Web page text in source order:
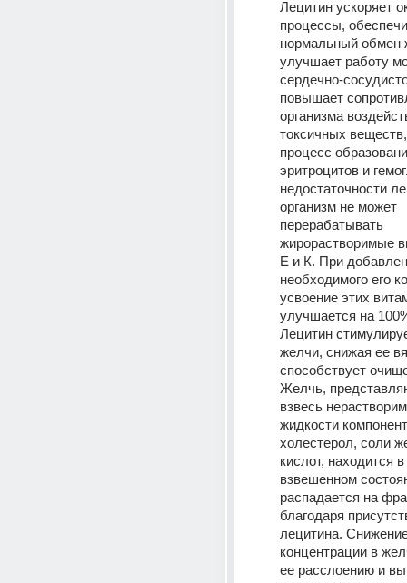
Лецитин ускоряет
процессы,
нормальный обмен
улучшает работу
сердечно-
повышает
организма
токсичных
процесс
эритроцитов и
недостаточности
организм не может
перерабатывать
жирорастворимые
Е и К. При
необходимого его
усвоение этих
улучшается на
Лецитин
желчи, снижая ее
способствует
Желчь,
взвесь
жидкости
холестерол, соли
кислот, находится
взвешенном
распадается на
благодаря
лецитина.
концентрации в
ее расслоению и